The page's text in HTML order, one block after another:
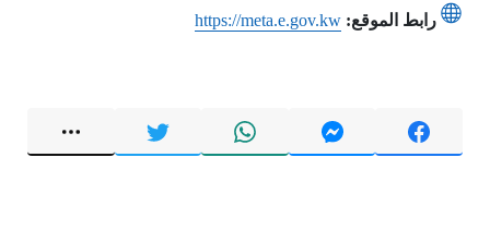
رابط الموقع: https://meta.e.gov.kw